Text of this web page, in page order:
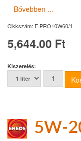
Bővebben ...
Cikkszám: E.PRO10W60/1
5,644.00 Ft
Kiszerelés:
5W-